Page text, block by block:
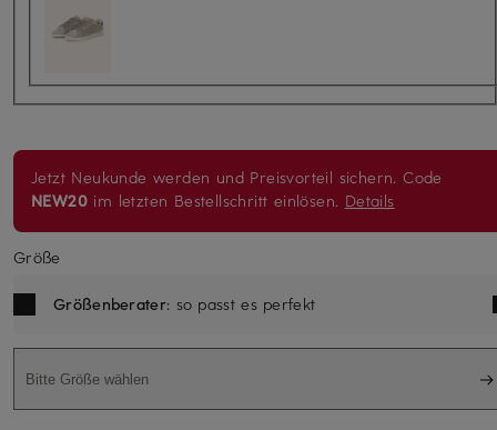
Jetzt Neukunde werden und Preisvorteil sichern. Code
NEW20 im letzten Bestellschritt einlösen. Details
Größe
Größenberater: so passt es perfekt
Bitte Größe wählen